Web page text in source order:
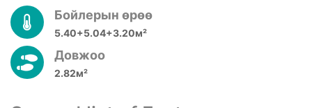
Бойлерын өрөө
5.40+5.04+3.20м²
Довжоо
2.82м²